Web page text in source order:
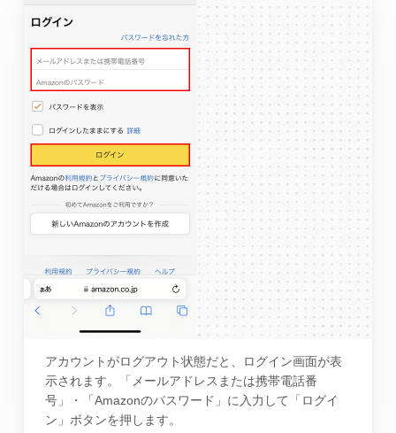
アカウントがログアウト状態だと、ログイン画面が表
示されます。「メールアドレスまたは携帯電話番
号」・「Amazonのパスワード」に入力して「ログイ
ン」ボタンを押します。